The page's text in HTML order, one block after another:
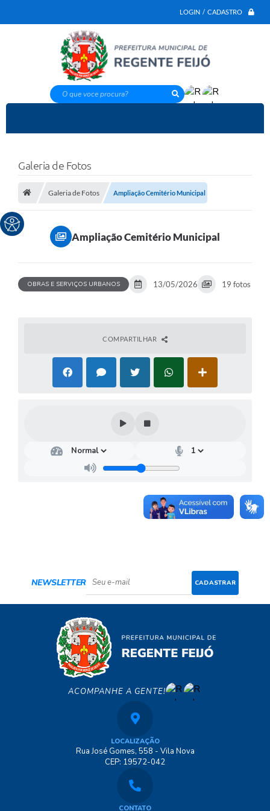
LOGIN / CADASTRO
O que voce procura?
Galeria de Fotos
Galeria de Fotos Ampliação Cemitério Municipal
Ampliação Cemitério Municipal
OBRAS E SERVIÇOS URBANOS 13/05/2026 19 fotos
COMPARTILHAR
NEWSLETTER CADASTRAR
ACOMPANHE A GENTE!
LOCALIZAÇÃO
Rua José Gomes, 558 - Vila Nova
CEP: 19572-042
CONTATO